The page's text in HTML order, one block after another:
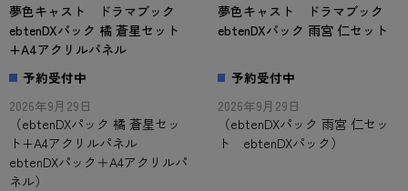
夢色キャスト ドラマブック
ebtenDXパック 橘 蒼星セット
+A4アクリルパネル
予約受付中
2026年9月29日
（ebtenDXパック 橘 蒼星セッ
ト+A4アクリルパネル
ebtenDXパック＋A4アクリルパ
ネル）
夢色キャスト ドラマブック
ebtenDXパック 雨宮 仁セット
予約受付中
2026年9月29日
（ebtenDXパック 雨宮 仁セッ
ト ebtenDXパック）